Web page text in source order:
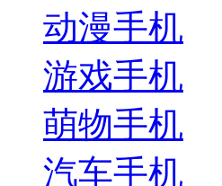
动漫手机
游戏手机
萌物手机
汽车手机